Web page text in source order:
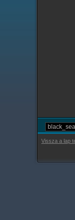
Vissza a lap